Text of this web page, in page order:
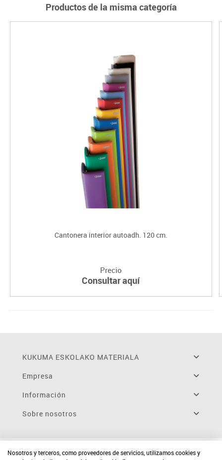
Productos de la misma categoría
Cantonera interior autoadh. 120 cm.
Precio
Consultar aquí
KUKUMA ESKOLAKO MATERIALA
Empresa
Información
Sobre nosotros
Nosotros y terceros, como proveedores de servicios, utilizamos cookies y